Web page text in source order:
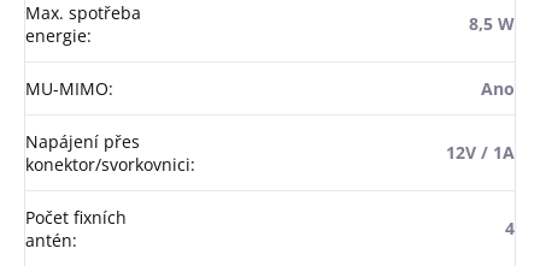
Max. spotřeba
energie:
8,5 W
MU-MIMO: Ano
Napájení přes
konektor/svorkovnici:
12V / 1A
Počet fixních
antén:
4